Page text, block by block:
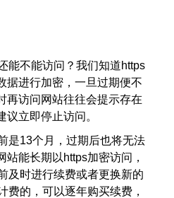
能不能访问？我们知道https
据进行加密，一旦过期便不
再访问网站往往会提示存在
立即停止访问。
是13个月，过期后也将无法
能长期以https加密访问，
及时进行续费或者更换新的
费的，可以逐年购买续费，